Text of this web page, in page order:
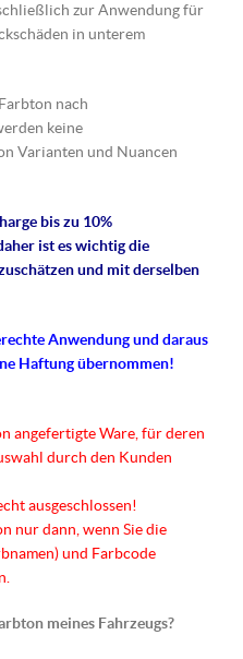
zur Anwendung für
in unterem
nach
keine
Varianten und Nuancen
bis zu 10%
ist es wichtig die
und mit derselben
Anwendung und daraus
Haftung übernommen!
angefertigte Ware, für deren
durch den Kunden
ausgeschlossen!
nur dann, wenn Sie die
und Farbcode
meines Fahrzeugs?